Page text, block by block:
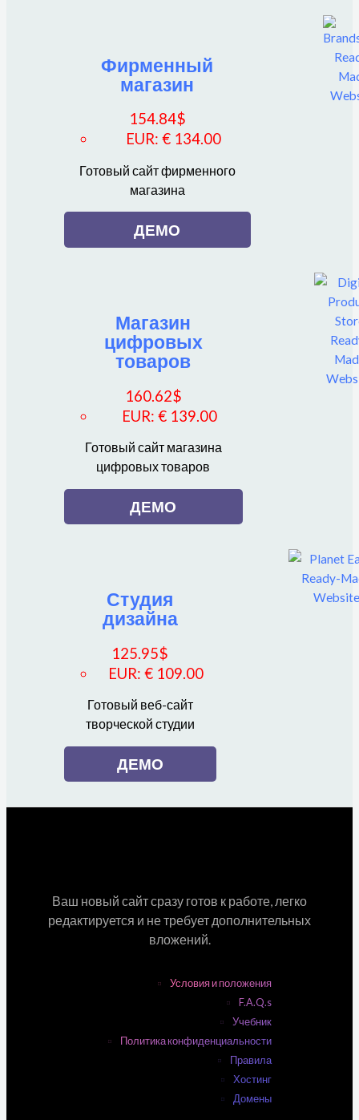
Фирменный
магазин
154.84$
EUR: € 134.00
Готовый сайт фирменного
магазина
ДЕМО
Магазин
цифровых
товаров
160.62$
EUR: € 139.00
Готовый сайт магазина
цифровых товаров
ДЕМО
Студия
дизайна
125.95$
EUR:€ 109.00
Готовый веб-сайт
творческой студии
ДЕМО
Ваш новый сайт сразу готов к работе, легко
редактируется и не требует дополнительных
вложений.
Условия и положения
F.A.Q.s
Учебник
Политика конфиденциальности
Правила
Хостинг
Домены